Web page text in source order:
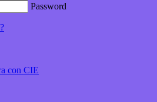
Password
con CIE